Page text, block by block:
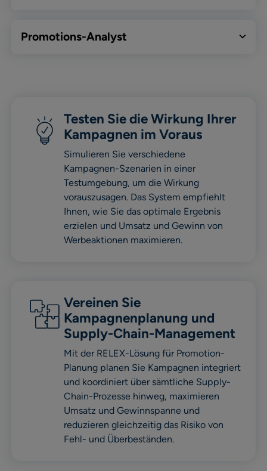
Promotions-Analyst
Testen Sie die Wirkung Ihrer
Kampagnen im Voraus
Simulieren Sie verschiedene
Kampagnen-Szenarien in einer
Testumgebung, um die Wirkung
vorauszusagen. Das System empfiehlt
Ihnen, wie Sie das optimale Ergebnis
erzielen und Umsatz und Gewinn von
Werbeaktionen maximieren.
Vereinen Sie
Kampagnenplanung und
Supply-Chain-Management
Mit der RELEX-Lösung für Promotion-
Planung planen Sie Kampagnen integriert
und koordiniert über sämtliche Supply-
Chain-Prozesse hinweg, maximieren
Umsatz und Gewinnspanne und
reduzieren gleichzeitig das Risiko von
Fehl- und Überbeständen.